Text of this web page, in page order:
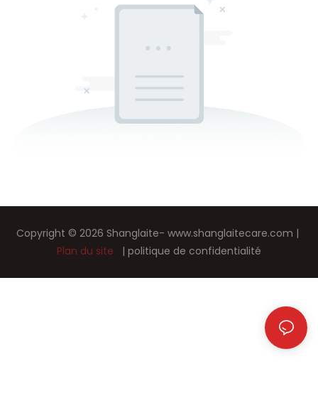
Copyright © 2026 Shanglaite- www.shanglaitecare.com |
Plan du site
| politique de confidentialité